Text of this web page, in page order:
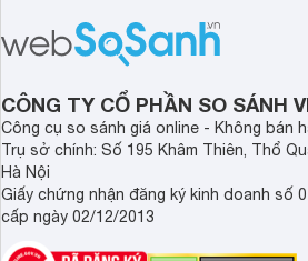
sức khỏe và đảm bảo nguồn nước
sạch cho cả gia đình.
CÔNG TY CỔ PHẦN SO SÁNH
Công cụ so sánh giá online - Không bán
Trụ sở chính: Số 195 Khâm Thiên, Thổ
Hà Nội
Giấy chứng nhận đăng ký kinh doanh số
cấp ngày 02/12/2013